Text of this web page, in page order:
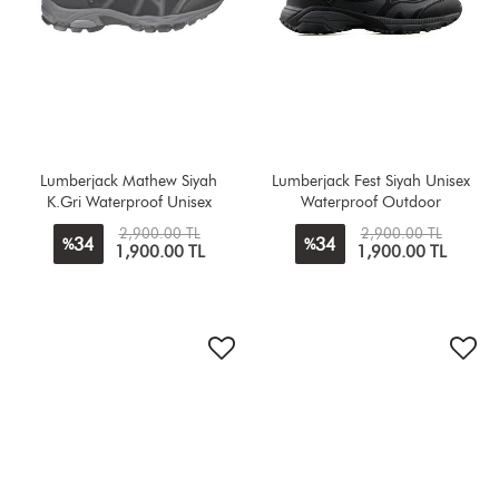
Lumberjack Mathew Siyah
K.Gri Waterproof Unisex
Outdoor
%34
2,900.00 TL
1,900.00 TL
Lumberjack Fest Siyah Unisex
Waterproof Outdoor
%34
2,900.00 TL
1,900.00 TL